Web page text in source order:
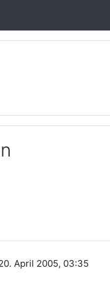
April 2005, 03:35